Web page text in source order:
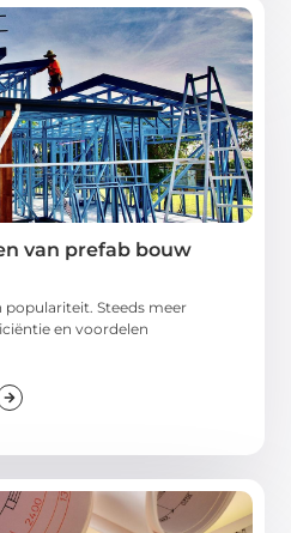
van prefab bouw
Steeds meer
en voordelen